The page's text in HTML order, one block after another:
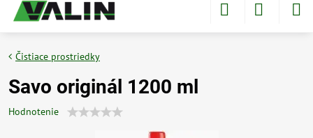
Čistiace prostriedky
Savo originál 1200 ml
Hodnotenie